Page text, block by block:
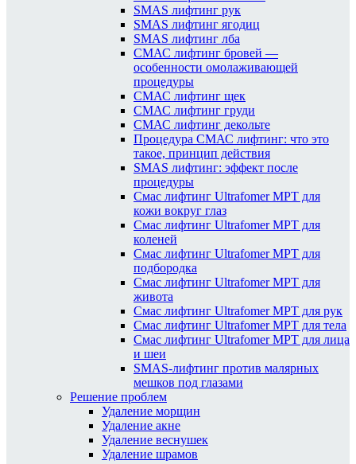
SMAS лифтинг рук
SMAS лифтинг ягодиц
SMAS лифтинг лба
СМАС лифтинг бровей —
особенности омолаживающей
процедуры
СМАС лифтинг щек
СМАС лифтинг груди
СМАС лифтинг декольте
Процедура СМАС лифтинг: что это
такое, принцип действия
SMAS лифтинг: эффект после
процедуры
Смас лифтинг Ultrafomer MPT для
кожи вокруг глаз
Смас лифтинг Ultrafomer MPT для
коленей
Смас лифтинг Ultrafomer MPT для
подбородка
Смас лифтинг Ultrafomer MPT для
живота
Смас лифтинг Ultrafomer MPT для рук
Смас лифтинг Ultrafomer MPT для тела
Смас лифтинг Ultrafomer MPT для лица
и шеи
SMAS-лифтинг против малярных
мешков под глазами
Решение проблем
Удаление морщин
Удаление акне
Удаление веснушек
Удаление шрамов